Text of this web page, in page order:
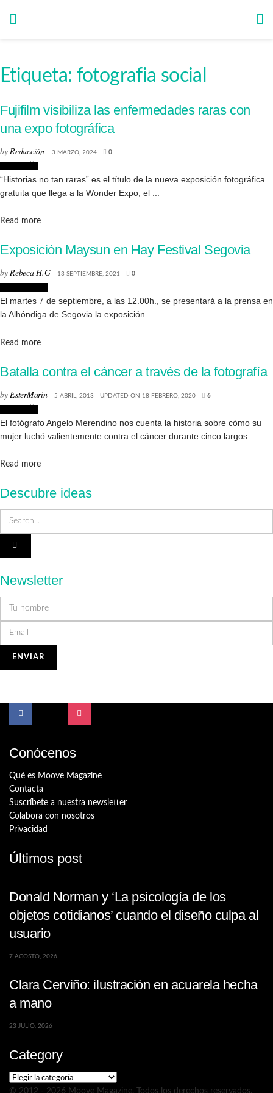
Etiqueta: fotografia social
Fujifilm visibiliza las enfermedades raras con
una expo fotográfica
byRedacción 3 MARZO, 2024 0
“Historias no tan raras” es el título de la nueva exposición fotográfica
gratuita que llega a la Wonder Expo, el ...
Read moreDetails
Exposición Maysun en Hay Festival Segovia
byRebeca H.G 13 SEPTIEMBRE, 2021 0
El martes 7 de septiembre, a las 12.00h., se presentará a la prensa en
la Alhóndiga de Segovia la exposición ...
Read moreDetails
Batalla contra el cáncer a través de la fotografía
by EsterMarin 5 ABRIL, 2013 - UPDATED ON 18 FEBRERO, 2020 6
El fotógrafo Angelo Merendino nos cuenta la historia sobre cómo su
mujer luchó valientemente contra el cáncer durante cinco largos ...
Read moreDetails
Descubre ideas
Newsletter
Conócenos
Qué es Moove Magazine
Contacta
Suscríbete a nuestra newsletter
Colabora con nosotros
Privacidad
Últimos post
Donald Norman y ‘La psicología de los
objetos cotidianos’ cuando el diseño culpa al
usuario
7 AGOSTO, 2026
Clara Cerviño: ilustración en acuarela hecha
a mano
23 JULIO, 2026
Category
Category